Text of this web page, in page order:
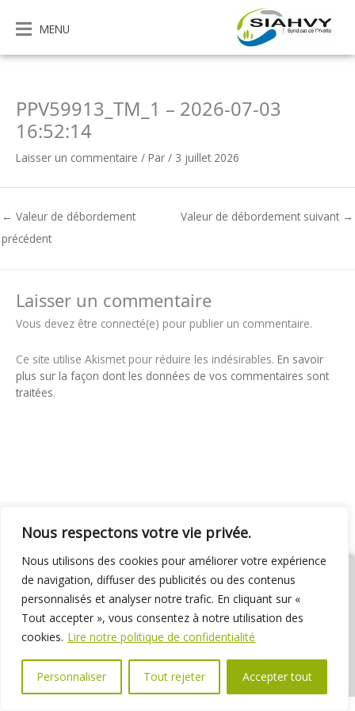
Nous respectons votre vie privée.
Nous utilisons des cookies pour améliorer votre expérience
de navigation, diffuser des publicités ou des contenus
personnalisés et analyser notre trafic. En cliquant sur «
Tout accepter », vous consentez à notre utilisation des
cookies. Lire notre politique de confidentialité
Personnaliser Tout rejeter Accepter tout
contenu
MENU
PPV59913_TM_1 – 2026-07-03
16:52:14
Laisser un commentaire / Par / 3 juillet 2026
← Valeur de débordement
précédent
Valeur de débordement suivant →
Laisser un commentaire
Vous devez être connecté(e) pour publier un commentaire.
Ce site utilise Akismet pour réduire les indésirables. En savoir
plus sur la façon dont les données de vos commentaires sont
traitées.
01 69 31 72 10 01 69 31 37 31
Nous contacter
Espace élus
Marchés publics Délibérations